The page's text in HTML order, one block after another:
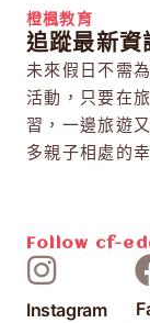
橙楓教育
追蹤最新資
未來假日不需
活動，只要在
習，一邊旅遊
多親子相處的
Follow cf-
Instagram